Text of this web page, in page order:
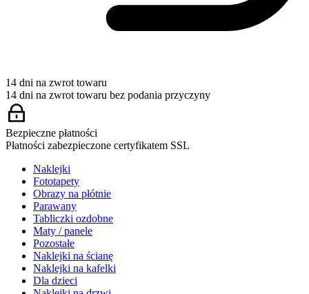
14 dni na zwrot towaru
14 dni na zwrot towaru bez podania przyczyny
Bezpieczne płatności
Płatności zabezpieczone certyfikatem SSL
Naklejki
Fototapety
Obrazy na płótnie
Parawany
Tabliczki ozdobne
Maty / panele
Pozostałe
Naklejki na ścianę
Naklejki na kafelki
Dla dzieci